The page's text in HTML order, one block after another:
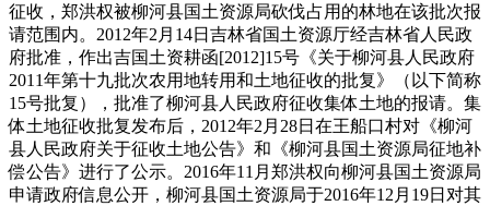
征收，郑洪权被柳河县国土资源局砍伐占用的林地在该批次报
请范围内。2012年2月14日吉林省国土资源厅经吉林省人民政
府批准，作出吉国土资耕函[2012]15号《关于柳河县人民政府
2011年第十九批次农用地转用和土地征收的批复》（以下简称
15号批复），批准了柳河县人民政府征收集体土地的报请。集
体土地征收批复发布后，2012年2月28日在王船口村对《柳河
县人民政府关于征收土地公告》和《柳河县国土资源局征地补
偿公告》进行了公示。2016年11月郑洪权向柳河县国土资源局
申请政府信息公开，柳河县国土资源局于2016年12月19日对其